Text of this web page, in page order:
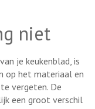
niet
je keukenblad, is
op het materiaal en
vergeten. De
een groot verschil